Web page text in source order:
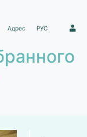
Адрес РУС 1